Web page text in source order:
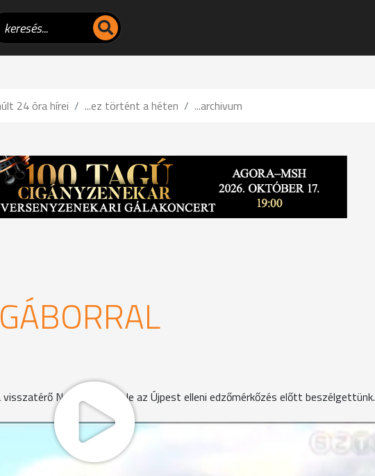
24 óra hírei ...ez történt a héten ...archivum
Nagy Gábor. Vele az Újpest elleni edzőmérkőzés előtt beszélgettünk.